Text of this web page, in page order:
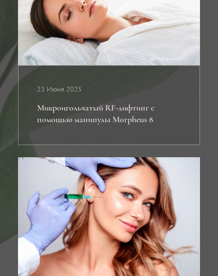
23 Июня 2025
Микроигольчатый RF-лифтинг с
помощью манипулы Morpheus 8